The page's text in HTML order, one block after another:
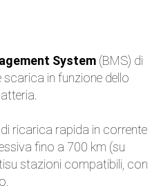
System (BMS) di
in funzione dello
ricarica rapida in corrente
fino a 700 km (su
stazioni compatibili, con